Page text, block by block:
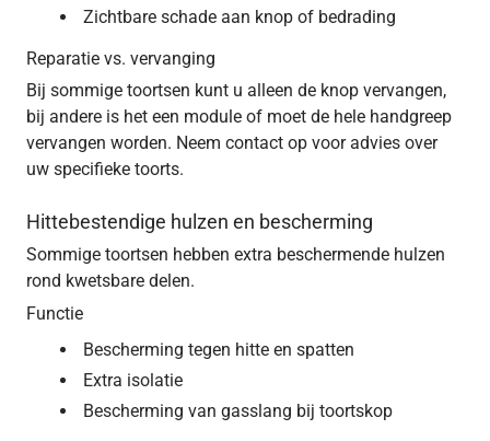
Zichtbare schade aan knop of bedrading
Reparatie vs. vervanging
Bij sommige toortsen kunt u alleen de knop vervangen,
bij andere is het een module of moet de hele handgreep
vervangen worden. Neem contact op voor advies over
uw specifieke toorts.
Hittebestendige hulzen en bescherming
Sommige toortsen hebben extra beschermende hulzen
rond kwetsbare delen.
Functie
Bescherming tegen hitte en spatten
Extra isolatie
Bescherming van gasslang bij toortskop